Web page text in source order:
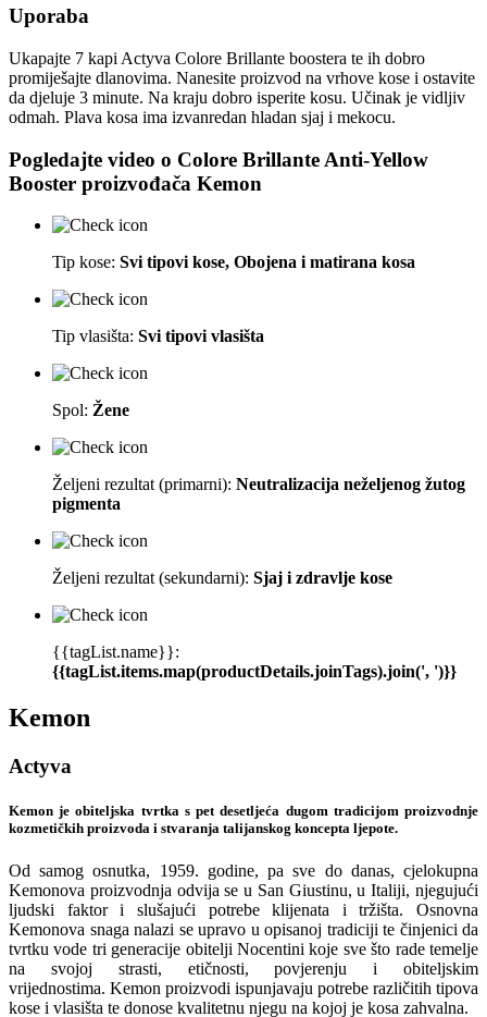
Uporaba
Ukapajte 7 kapi Actyva Colore Brillante boostera te ih dobro
promiješajte dlanovima. Nanesite proizvod na vrhove kose i ostavite
da djeluje 3 minute. Na kraju dobro isperite kosu. Učinak je vidljiv
odmah. Plava kosa ima izvanredan hladan sjaj i mekocu.
Pogledajte video o Colore Brillante Anti-Yellow
Booster proizvođača Kemon
Tip kose: Svi tipovi kose, Obojena i matirana kosa
Tip vlasišta: Svi tipovi vlasišta
Spol: Žene
Željeni rezultat (primarni): Neutralizacija neželjenog žutog
pigmenta
Željeni rezultat (sekundarni): Sjaj i zdravlje kose
{{tagList.name}}:
{{tagList.items.map(productDetails.joinTags).join(', ')}}
Kemon
Actyva
Kemon je obiteljska tvrtka s pet desetljeća dugom tradicijom proizvodnje
kozmetičkih proizvoda i stvaranja talijanskog koncepta ljepote.
Od samog osnutka, 1959. godine, pa sve do danas, cjelokupna
Kemonova proizvodnja odvija se u San Giustinu, u Italiji, njegujući
ljudski faktor i slušajući potrebe klijenata i tržišta. Osnovna
Kemonova snaga nalazi se upravo u opisanoj tradiciji te činjenici da
tvrtku vode tri generacije obitelji Nocentini koje sve što rade temelje
na svojoj strasti, etičnosti, povjerenju i obiteljskim
vrijednostima. Kemon proizvodi ispunjavaju potrebe različitih tipova
kose i vlasišta te donose kvalitetnu njegu na kojoj je kosa zahvalna.